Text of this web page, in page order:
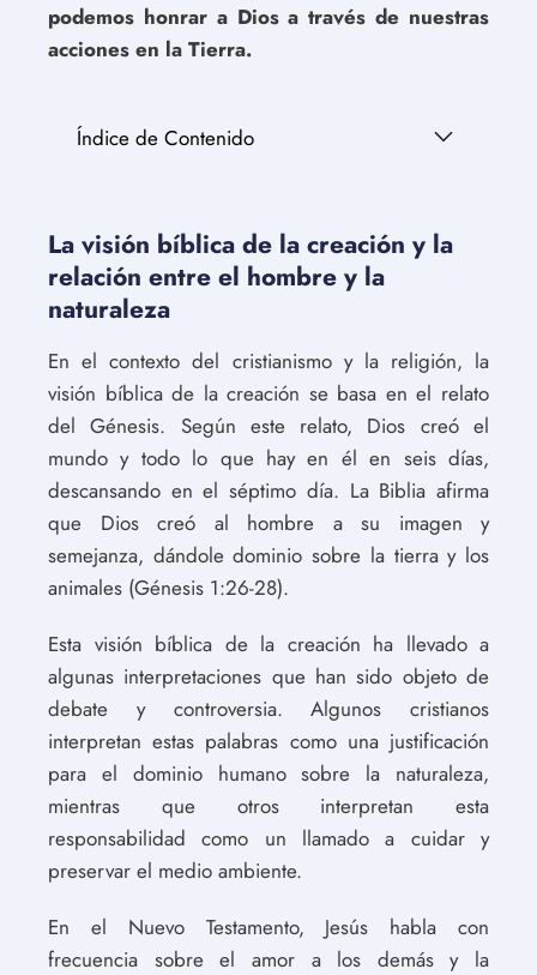
podemos honrar a Dios a través de nuestras
acciones en la Tierra.
Índice de Contenido
La visión bíblica de la creación y la
relación entre el hombre y la
naturaleza
En el contexto del cristianismo y la religión, la
visión bíblica de la creación se basa en el relato
del Génesis. Según este relato, Dios creó el
mundo y todo lo que hay en él en seis días,
descansando en el séptimo día. La Biblia afirma
que Dios creó al hombre a su imagen y
semejanza, dándole dominio sobre la tierra y los
animales (Génesis 1:26-28).
Esta visión bíblica de la creación ha llevado a
algunas interpretaciones que han sido objeto de
debate y controversia. Algunos cristianos
interpretan estas palabras como una justificación
para el dominio humano sobre la naturaleza,
mientras que otros interpretan esta
responsabilidad como un llamado a cuidar y
preservar el medio ambiente.
En el Nuevo Testamento, Jesús habla con
frecuencia sobre el amor a los demás y la